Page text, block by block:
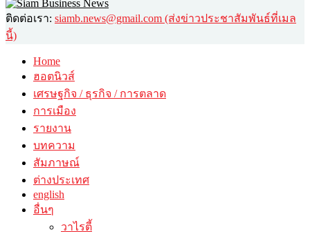
ติดต่อเรา: siamb.news@gmail.com (ส่งข่าวประชาสัมพันธ์ที่เมล
นี้)
Home
ฮอตนิวส์
เศรษฐกิจ / ธุรกิจ / การตลาด
การเมือง
รายงาน
บทความ
สัมภาษณ์
ต่างประเทศ
english
อื่นๆ
วาไรตี้